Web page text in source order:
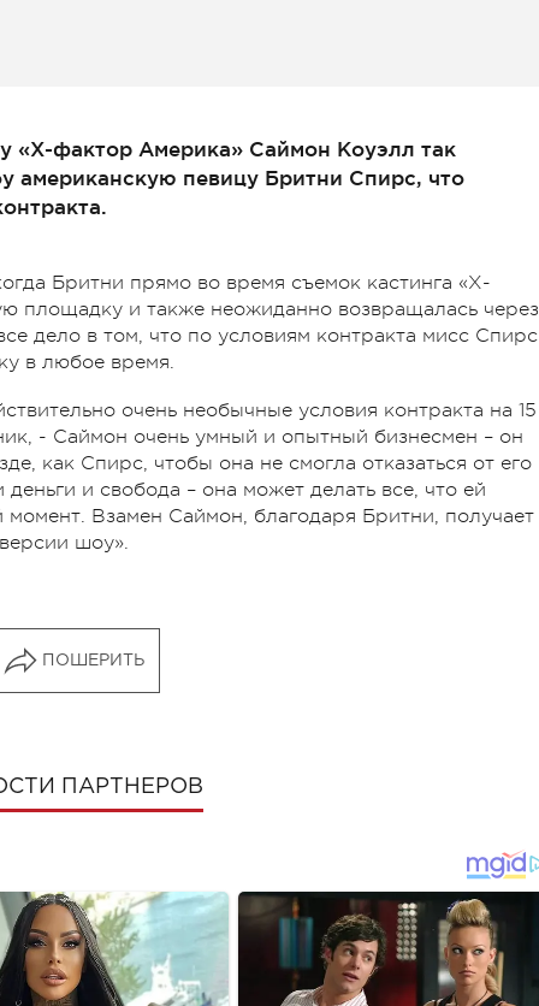
«Х-фактор Америка» Саймон Коуэлл так
американскую певицу Бритни Спирс, что
Бритни прямо во время съемок кастинга «Х-
площадку и также неожиданно возвращалась через
дело в том, что по условиям контракта мисс Спирс
в любое время.
очень необычные условия контракта на 15
- Саймон очень умный и опытный бизнесмен – он
как Спирс, чтобы она не смогла отказаться от его
и свобода – она может делать все, что ей
Взамен Саймон, благодаря Бритни, получает
шоу».
ПОШЕРИТЬ
ПАРТНЕРОВ